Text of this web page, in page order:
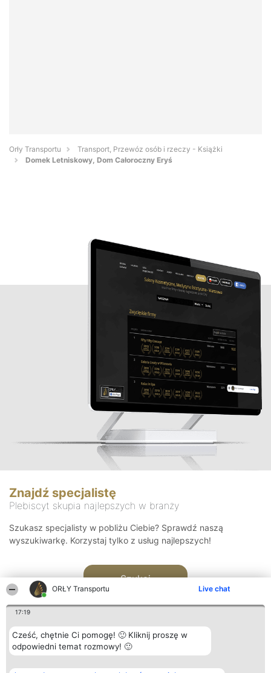
ORŁY Transportu Live chat
17:19
Cześć, chętnie Ci pomogę! 🙂 Kliknij proszę w
odpowiedni temat rozmowy! 🙂
Orły Transportu
Transport, Przewóz osób i rzeczy - Książki
Domek Letniskowy, Dom Całoroczny Eryś
Znajdź specjalistę
Plebiscyt skupia najlepszych w branży
Szukasz specjalisty w pobliżu Ciebie? Sprawdź naszą
wyszukiwarkę. Korzystaj tylko z usług najlepszych!
Szukaj
Organizator plebiscytu Plebiscyt Kontakt